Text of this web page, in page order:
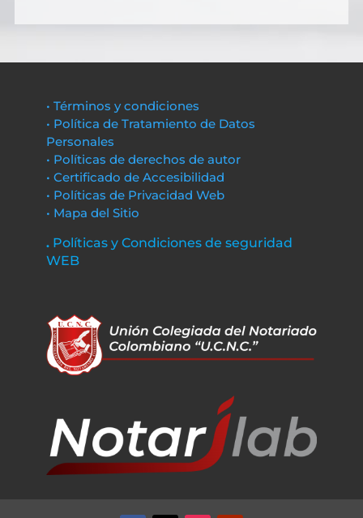
• Términos y condiciones
• Política de Tratamiento de Datos
Personales
• Políticas de derechos de autor
• Certificado de Accesibilidad
• Políticas de Privacidad Web
• Mapa del Sitio
. Políticas y Condiciones de seguridad
WEB